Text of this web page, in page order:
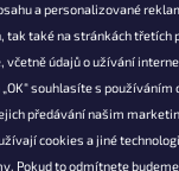
a personalizované
tak také na stránkách třetích
údajů o užívání
souhlasíte s používáním
předávání našim
cookies a jiné
Pokud to odmítnete
vás
a